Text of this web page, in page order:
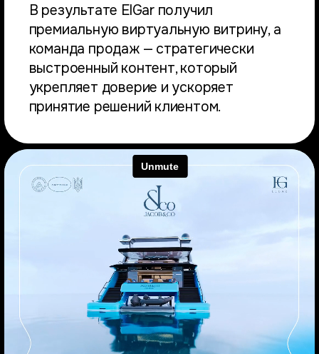
В результате ElGar получил
премиальную виртуальную витрину, а
команда продаж — стратегически
выстроенный контент, который
укрепляет доверие и ускоряет
принятие решений клиентом.